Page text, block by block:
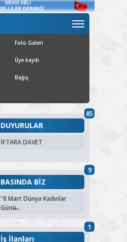
Foto Galeri
Üye kaydı
Bağış
85
DUYURULAR
İFTARA DAVET
9
BASINDA BİZ
“8 Mart Dünya Kadınlar
Günü̶...
1
İş İlanları